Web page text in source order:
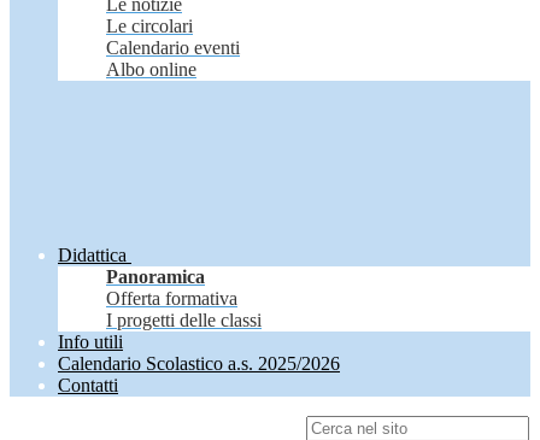
Le notizie
Le circolari
Calendario eventi
Albo online
Didattica
Panoramica
Offerta formativa
I progetti delle classi
Info utili
Calendario Scolastico a.s. 2025/2026
Contatti